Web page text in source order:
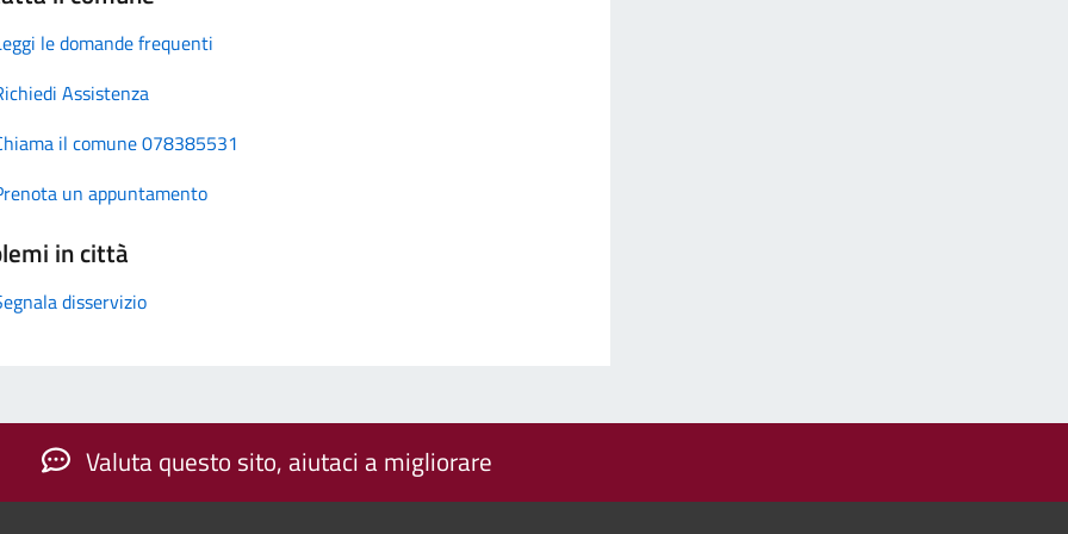
le domande frequenti
Assistenza
il comune 078385531
un appuntamento
in città
disservizio
Valuta questo sito, aiutaci a migliorare